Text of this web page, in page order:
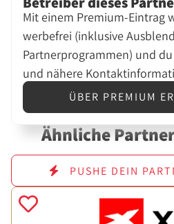
Mit einem Premium-Eintrag
werbefrei (inklusive
Partnerprogrammen) und
und nähere
ÜBER PREMIUM
Ähnliche
PUSHE DEIN